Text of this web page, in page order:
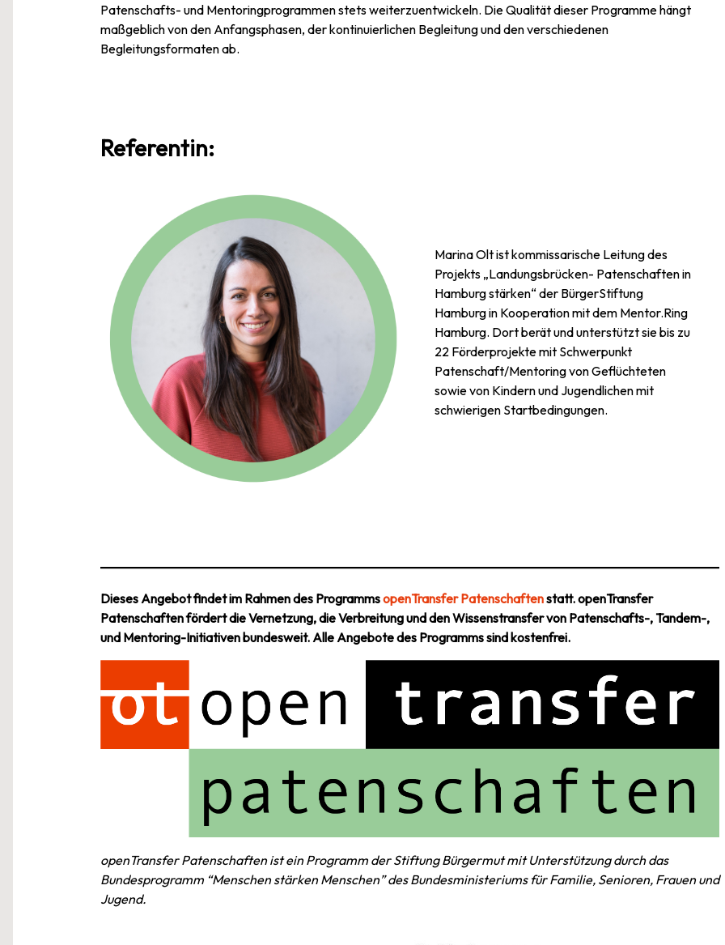
Patenschafts- und Mentoringprogrammen stets weiterzuentwickeln. Die Qualität dieser Programme hängt
maßgeblich von den Anfangsphasen, der kontinuierlichen Begleitung und den verschiedenen
Begleitungsformaten ab.
Referentin:
Marina Olt ist kommissarische Leitung des
Projekts „Landungsbrücken- Patenschaften in
Hamburg stärken“ der BürgerStiftung
Hamburg in Kooperation mit dem Mentor.Ring
Hamburg. Dort berät und unterstützt sie bis zu
22 Förderprojekte mit Schwerpunkt
Patenschaft/Mentoring von Geflüchteten
sowie von Kindern und Jugendlichen mit
schwierigen Startbedingungen.
Dieses Angebot findet im Rahmen des ProgrammsopenTransfer Patenschaftenstatt. openTransfer
Patenschaften fördert die Vernetzung, die Verbreitung und den Wissenstransfer von Patenschafts-, Tandem-,
und Mentoring-Initiativen bundesweit. Alle Angebote des Programms sind kostenfrei.
openTransfer Patenschaften ist ein Programm der Stiftung Bürgermut mit Unterstützung durch das
Bundesprogramm “Menschen stärken Menschen” des Bundesministeriums für Familie, Senioren, Frauen und
Jugend.